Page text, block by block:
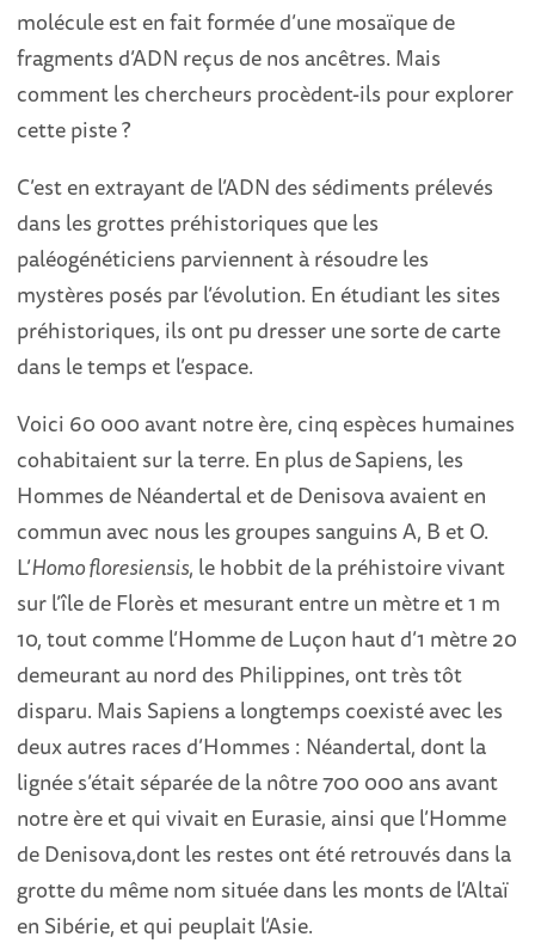
molécule est en fait formée d’une mosaïque de
fragments d’ADN reçus de nos ancêtres. Mais
comment les chercheurs procèdent-ils pour explorer
cette piste ?
C’est en extrayant de l’ADN des sédiments prélevés
dans les grottes préhistoriques que les
paléogénéticiens parviennent à résoudre les
mystères posés par l’évolution. En étudiant les sites
préhistoriques, ils ont pu dresser une sorte de carte
dans le temps et l’espace.
Voici 60 000 avant notre ère, cinq espèces humaines
cohabitaient sur la terre. En plus deSapiens, les
Hommes de Néandertal et de Denisova avaient en
commun avec nous les groupes sanguins A, B et O.
L’Homo floresiensis, le hobbit de la préhistoire vivant
sur l’île de Florès et mesurant entre un mètre et 1 m
10, tout comme l’Homme de Luçon haut d’1 mètre 20
demeurant au nord des Philippines, ont très tôt
disparu. Mais Sapiens a longtemps coexisté avec les
deux autres races d’Hommes : Néandertal, dont la
lignée s’était séparée de la nôtre 700 000 ans avant
notre ère et qui vivait en Eurasie, ainsi que l’Homme
de Denisova,dont les restes ont été retrouvés dans la
grotte du même nom située dans les monts de l’Altaï
en Sibérie, et qui peuplait l’Asie.